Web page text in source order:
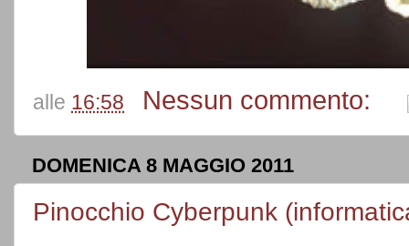
alle 16:58 Nessun commento:
DOMENICA 8 MAGGIO 2011
Pinocchio Cyberpunk